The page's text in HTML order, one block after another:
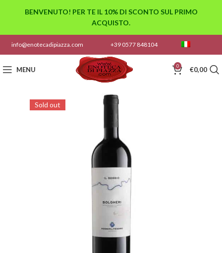
info@enotecadipiazza.com +39 0577 848104
MENU 0 €0,00
Sold out
BENVENUTO! PER TE IL 10% DI SCONTO SUL PRIMO
ACQUISTO.